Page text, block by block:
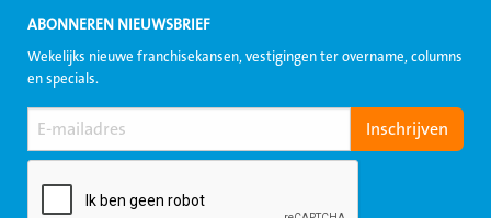
ABONNEREN NIEUWSBRIEF
Wekelijks nieuwe franchisekansen, vestigingen ter overname, columns
en specials.